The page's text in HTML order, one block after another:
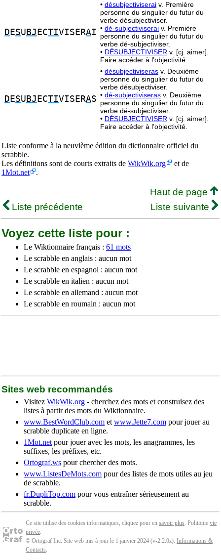
D ESU BJ ECTIVISERAI
• désubjectiviserai v. Première
personne du singulier du futur du
verbe désubjectiviser.
• dé-subjectiviserai v. Première
personne du singulier du futur du
verbe dé-subjectiviser.
• DÉSUBJECTIVISER v. [cj. aimer].
Faire accéder à l’objectivité.
D ESU BJ ECTIVISERAS
• désubjectiviseras v. Deuxième
personne du singulier du futur du
verbe désubjectiviser.
• dé-subjectiviseras v. Deuxième
personne du singulier du futur du
verbe dé-subjectiviser.
• DÉSUBJECTIVISER v. [cj. aimer].
Faire accéder à l’objectivité.
Liste conforme à la neuvième édition du dictionnaire officiel du
scrabble.
Les définitions sont de courts extraits de WikWik.org
et de
1Mot.net
.
Haut de page
Liste précédente
Liste suivante
Voyez cette liste pour :
Le Wiktionnaire français : 61 mots
Le scrabble en anglais : aucun mot
Le scrabble en espagnol : aucun mot
Le scrabble en italien : aucun mot
Le scrabble en allemand : aucun mot
Le scrabble en roumain : aucun mot
Sites web recommandés
Visitez WikWik.org - cherchez des mots et construisez des
listes à partir des mots du Wiktionnaire.
www.BestWordClub.com et www.Jette7.com pour jouer au
scrabble duplicate en ligne.
1Mot.net pour jouer avec les mots, les anagrammes, les
suffixes, les préfixes, etc.
Ortograf.ws pour chercher des mots.
www.ListesDeMots.com pour des listes de mots utiles au jeu
de scrabble.
fr.DupliTop.com pour vous entraîner sérieusement au
scrabble.
Ce site utilise des cookies informatiques, cliquez pour en savoir plus. Politique vie
privée.
© Ortograf Inc. Site web mis à jour le 1 janvier 2024 (v-2.2.0z). Informations &
Contacts.